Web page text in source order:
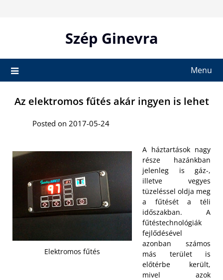
Szép Ginevra
Menu
Az elektromos fűtés akár ingyen is lehet
Posted on 2017-05-24
Elektromos fűtés
A háztartások nagy
része hazánkban
jelenleg is gáz-,
illetve vegyes
tüzeléssel oldja meg
a fűtését a téli
időszakban. A
fűtéstechnológiák
fejlődésével
azonban számos
más terület is
előtérbe került,
mivel azok